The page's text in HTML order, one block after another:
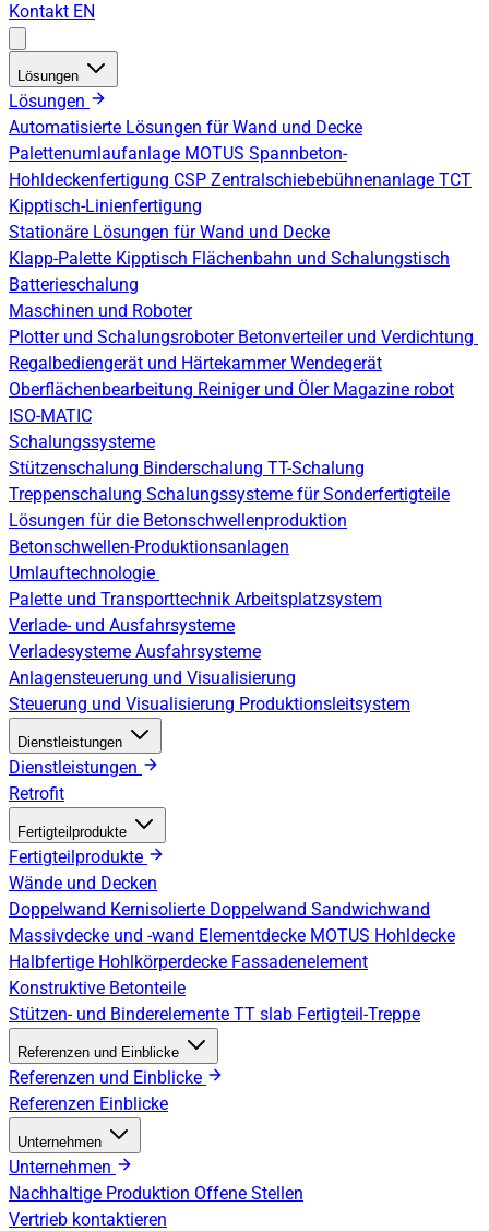
Kontakt EN
Lösungen
Lösungen
Automatisierte Lösungen für Wand und Decke
Palettenumlaufanlage MOTUS Spannbeton-
Hohldeckenfertigung CSP Zentralschiebebühnenanlage TCT
Kipptisch-Linienfertigung
Stationäre Lösungen für Wand und Decke
Klapp-Palette Kipptisch Flächenbahn und Schalungstisch
Batterieschalung
Maschinen und Roboter
Plotter und Schalungsroboter Betonverteiler und Verdichtung
Regalbediengerät und HärtekammerWendegerät
Oberflächenbearbeitung Reiniger und Öler Magazine robot
ISO-MATIC
Schalungssysteme
Stützenschalung Binderschalung TT-Schalung
Treppenschalung Schalungssysteme für Sonderfertigteile
Lösungen für die Betonschwellenproduktion
Betonschwellen-Produktionsanlagen
Umlauftechnologie
Palette und Transporttechnik Arbeitsplatzsystem
Verlade- und Ausfahrsysteme
Verladesysteme Ausfahrsysteme
Anlagensteuerung und Visualisierung
Steuerung und Visualisierung Produktionsleitsystem
Dienstleistungen
Dienstleistungen
Retrofit
Fertigteilprodukte
Fertigteilprodukte
Wände und Decken
Doppelwand Kernisolierte Doppelwand Sandwichwand
Massivdecke und -wand Elementdecke MOTUS Hohldecke
Halbfertige Hohlkörperdecke Fassadenelement
Konstruktive Betonteile
Stützen- und Binderelemente TT slab Fertigteil-Treppe
Referenzen und Einblicke
Referenzen und Einblicke
Referenzen Einblicke
Unternehmen
Unternehmen
Nachhaltige Produktion Offene Stellen
Vertrieb kontaktieren